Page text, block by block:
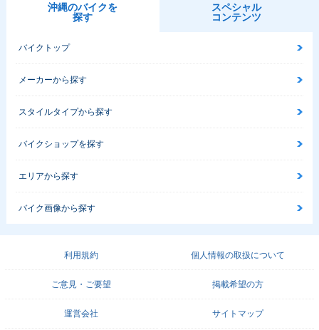
沖縄のバイクを
探す
スペシャル
コンテンツ
バイクトップ
メーカーから探す
スタイルタイプから探す
バイクショップを探す
エリアから探す
バイク画像から探す
利用規約 個人情報の取扱について
ご意見・ご要望 掲載希望の方
運営会社 サイトマップ